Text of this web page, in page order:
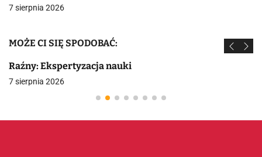
7 sierpnia 2026
MOŻE CI SIĘ SPODOBAĆ:
Raźny: Ekspertyzacja nauki
7 sierpnia 2026